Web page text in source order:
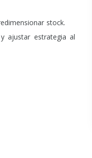
stock.
ajustar estrategia al